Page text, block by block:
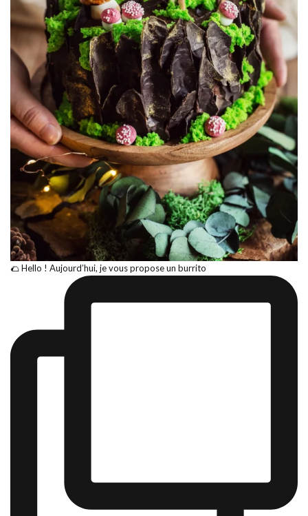
🌮 Hello ! Aujourd’hui, je vous propose un burrito